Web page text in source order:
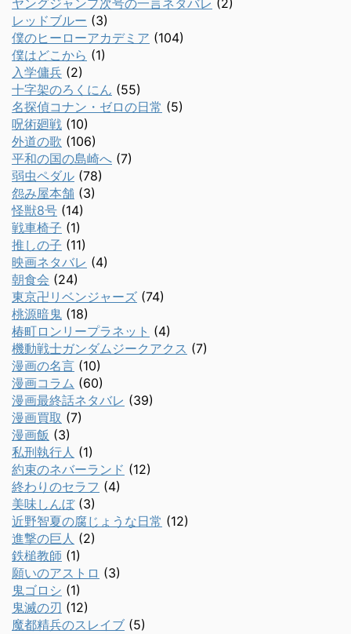
ヤングジャンプ次号の一言ネタバレ (2)
レッドブルー (3)
僕のヒーローアカデミア (104)
僕はどこから (1)
入学傭兵 (2)
十字架のろくにん (55)
名探偵コナン・ゼロの日常 (5)
呪術廻戦 (10)
外道の歌 (106)
平和の国の島崎へ (7)
弱虫ペダル (78)
怨み屋本舗 (3)
怪獣8号 (14)
戦車椅子 (1)
推しの子 (11)
映画ネタバレ (4)
朝食会 (24)
東京卍リベンジャーズ (74)
桃源暗鬼 (18)
椿町ロンリープラネット (4)
機動戦士ガンダムジークアクス (7)
漫画の名言 (10)
漫画コラム (60)
漫画最終話ネタバレ (39)
漫画買取 (7)
漫画飯 (3)
私刑執行人 (1)
約束のネバーランド (12)
終わりのセラフ (4)
美味しんぼ(3)
近野智夏の腐じょうな日常 (12)
進撃の巨人 (2)
鉄槌教師 (1)
願いのアストロ (3)
鬼ゴロシ (1)
鬼滅の刃 (12)
魔都精兵のスレイブ (5)